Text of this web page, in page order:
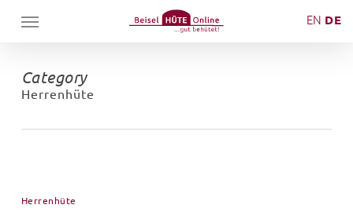
Menu
Category
Herrenhüte
Herrenhüte
EN DE